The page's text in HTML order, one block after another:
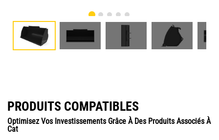
PRODUITS COMPATIBLES
Optimisez Vos Investissements Grâce À Des Produits Associés À
Cat